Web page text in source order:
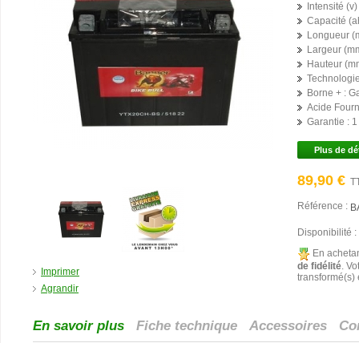
Imprimer
Agrandir
Intensité (v)
Capacité
Longueur
Largeur
Hauteur
Borne + :
Acide
Garantie :
Plus de
89,90 €
Référence :
Disponibilité :
En
de fidélité.
En savoir plus Fiche technique Accessoires